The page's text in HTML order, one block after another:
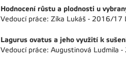
Hodnocení růstu a plodnosti u
Vedoucí práce: Zíka Lukáš - 2016/17
Lagurus ovatus a jeho využití k
Vedoucí práce: Augustinová Ludmila